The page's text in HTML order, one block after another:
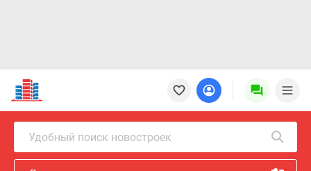
Новостройки
Квартиры
Ипотека
Новостройки
Москвы
Новостройки
Удобный поиск новостроек